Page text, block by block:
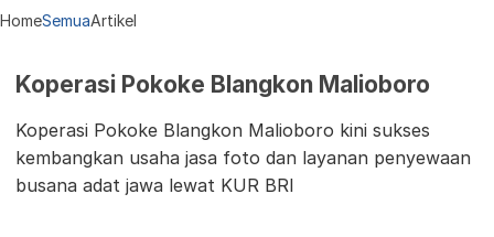
HomeSemuaArtikel
Koperasi Pokoke Blangkon Malioboro
Koperasi Pokoke Blangkon Malioboro kini sukses
kembangkan usaha jasa foto dan layanan penyewaan
busana adat jawa lewat KUR BRI